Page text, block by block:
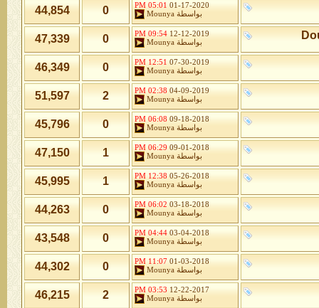
01-17-2020
05:01 PM
بواسطة Mounya
0
44,854
12-12-2019
09:54 PM
بواسطة Mounya
0
47,339
07-30-2019
12:51 PM
بواسطة Mounya
0
46,349
04-09-2019
02:38 PM
بواسطة Mounya
2
51,597
09-18-2018
06:08 PM
بواسطة Mounya
0
45,796
09-01-2018
06:29 PM
بواسطة Mounya
1
47,150
05-26-2018
12:38 PM
بواسطة Mounya
1
45,995
03-18-2018
06:02 PM
بواسطة Mounya
0
44,263
03-04-2018
04:44 PM
بواسطة Mounya
0
43,548
01-03-2018
11:07 PM
بواسطة Mounya
0
44,302
12-22-2017
03:53 PM
بواسطة Mounya
2
46,215